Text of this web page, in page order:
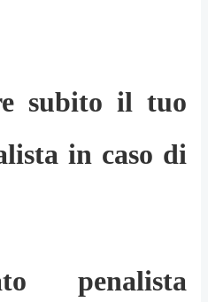
subito il tuo
in caso di
penalista